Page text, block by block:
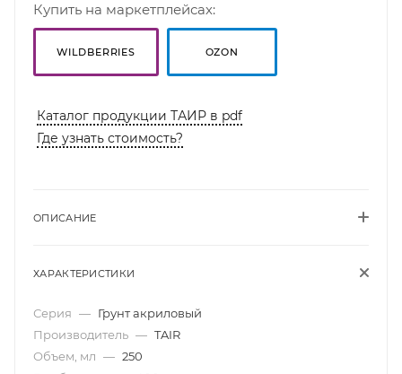
Купить на маркетплейсах:
WILDBERRIES OZON
Каталог продукции ТАИР в pdf
Где узнать стоимость?
ОПИСАНИЕ
ХАРАКТЕРИСТИКИ
Серия — Грунт акриловый
Производитель — TAIR
Объем, мл — 250